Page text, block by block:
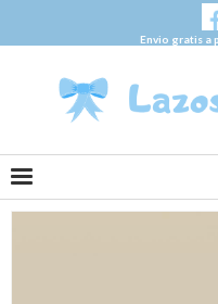
Envio gratis a